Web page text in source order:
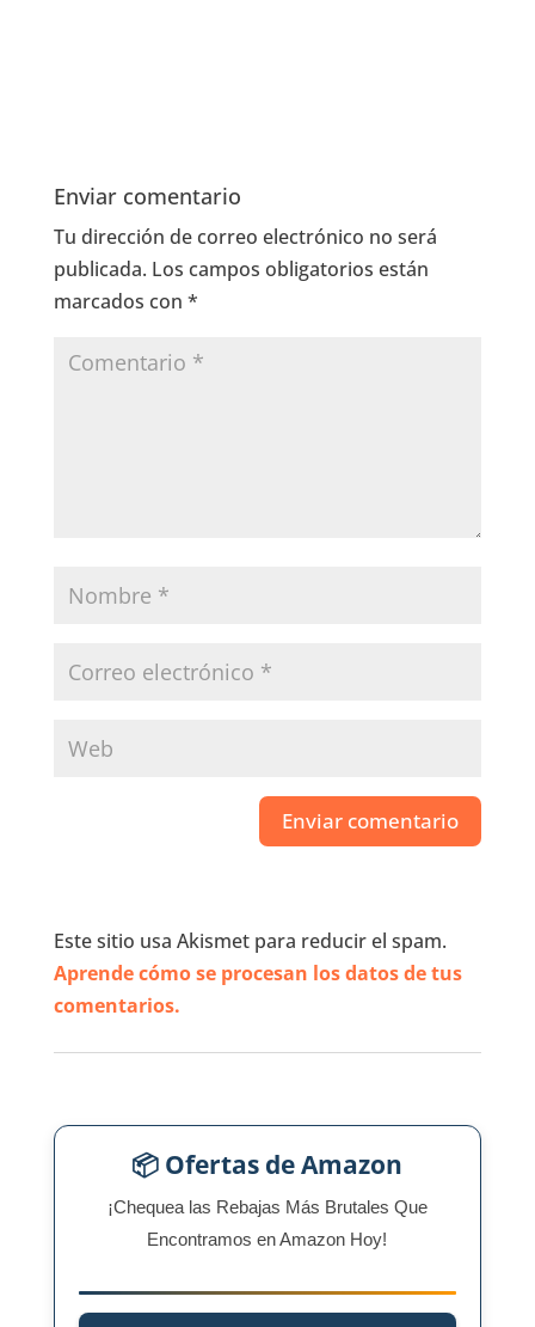
Enviar comentario
Tu dirección de correo electrónico no será
publicada. Los campos obligatorios están
marcados con *
Este sitio usa Akismet para reducir el spam.
Aprende cómo se procesan los datos de tus
comentarios.
📦 Ofertas de Amazon
¡Chequea las Rebajas Más Brutales Que
Encontramos en Amazon Hoy!